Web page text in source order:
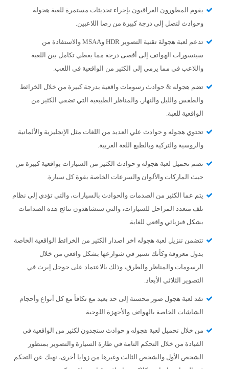
يقوم المطورون العراقيون بإجراء تحديثات مستمرة للعبة هجولة
وحوادث لتصل إلى درجة كبيرة من رضا اللاعبين.
تدعم لعبة هجولة تقنية التصوير HDR وMSAA والاستفادة من
سينسورات الهواتف إلى أقصى درجة مما يعطي تكامل بين اللعبة
واللاعب في مما يرمي إلى الكثير من الواقعية في اللعب.
تضم هجوله & حوادث رسومات واقعية بدرجة كبيرة من خلال الخرائط
والطقس والليل والنهار، والمناظر الطبيعية التي تضفي الكثير من
الواقعية للعبة.
تحتوي هجوله و حوادث علي العديد من اللغات مثل الإنجليزية والألمانية
والروسية والتركية وبالطبع اللغة العربية.
تضم تحميل لعبة هجوله و حوادث الكثير من السيارات بواقعية كبيرة من
حيث الماركات والألوان والسرعات الخاصة بقوة كل سيارة.
يتم عما الكثير من الصدمات والحوادث بالسيارات، والتي تؤدي إلى نظام
تلف متعدد المراحل للسيارات، والتي ستشاهدون نتائج هذه الصدامات
بشكل فيزيائي واقعي للغاية.
تتضمن تنزيل لعبة هجوله اخر اصدار الكثير من الخرائط الواقعية الخاصة
بدول معروفة وكأنك تسير في شوارعها بشكل واقعي من خلال
الرسومات والمناظر والطرق، وذلك بالاعتماد على جوجل إيرث في
التصوير الثلاثي الأبعاد.
تقد لعبة هجول صور محسنة إلى حد بعيد مع تكافأ مع كل أنواع وأحجام
الشاشات الخاصة بالهواتف والأجهزة اللوحية.
من خلال تحميل لعبة هجوله و حوادث ستجدون لكثير من الواقعية في
القيادة من خلال التحكم التامة في طارة السيارة والتصوير بمنظور
الشخص الأول والشخص الثالث وغيرها من زوايا أخرى، نهيك عن التحكم